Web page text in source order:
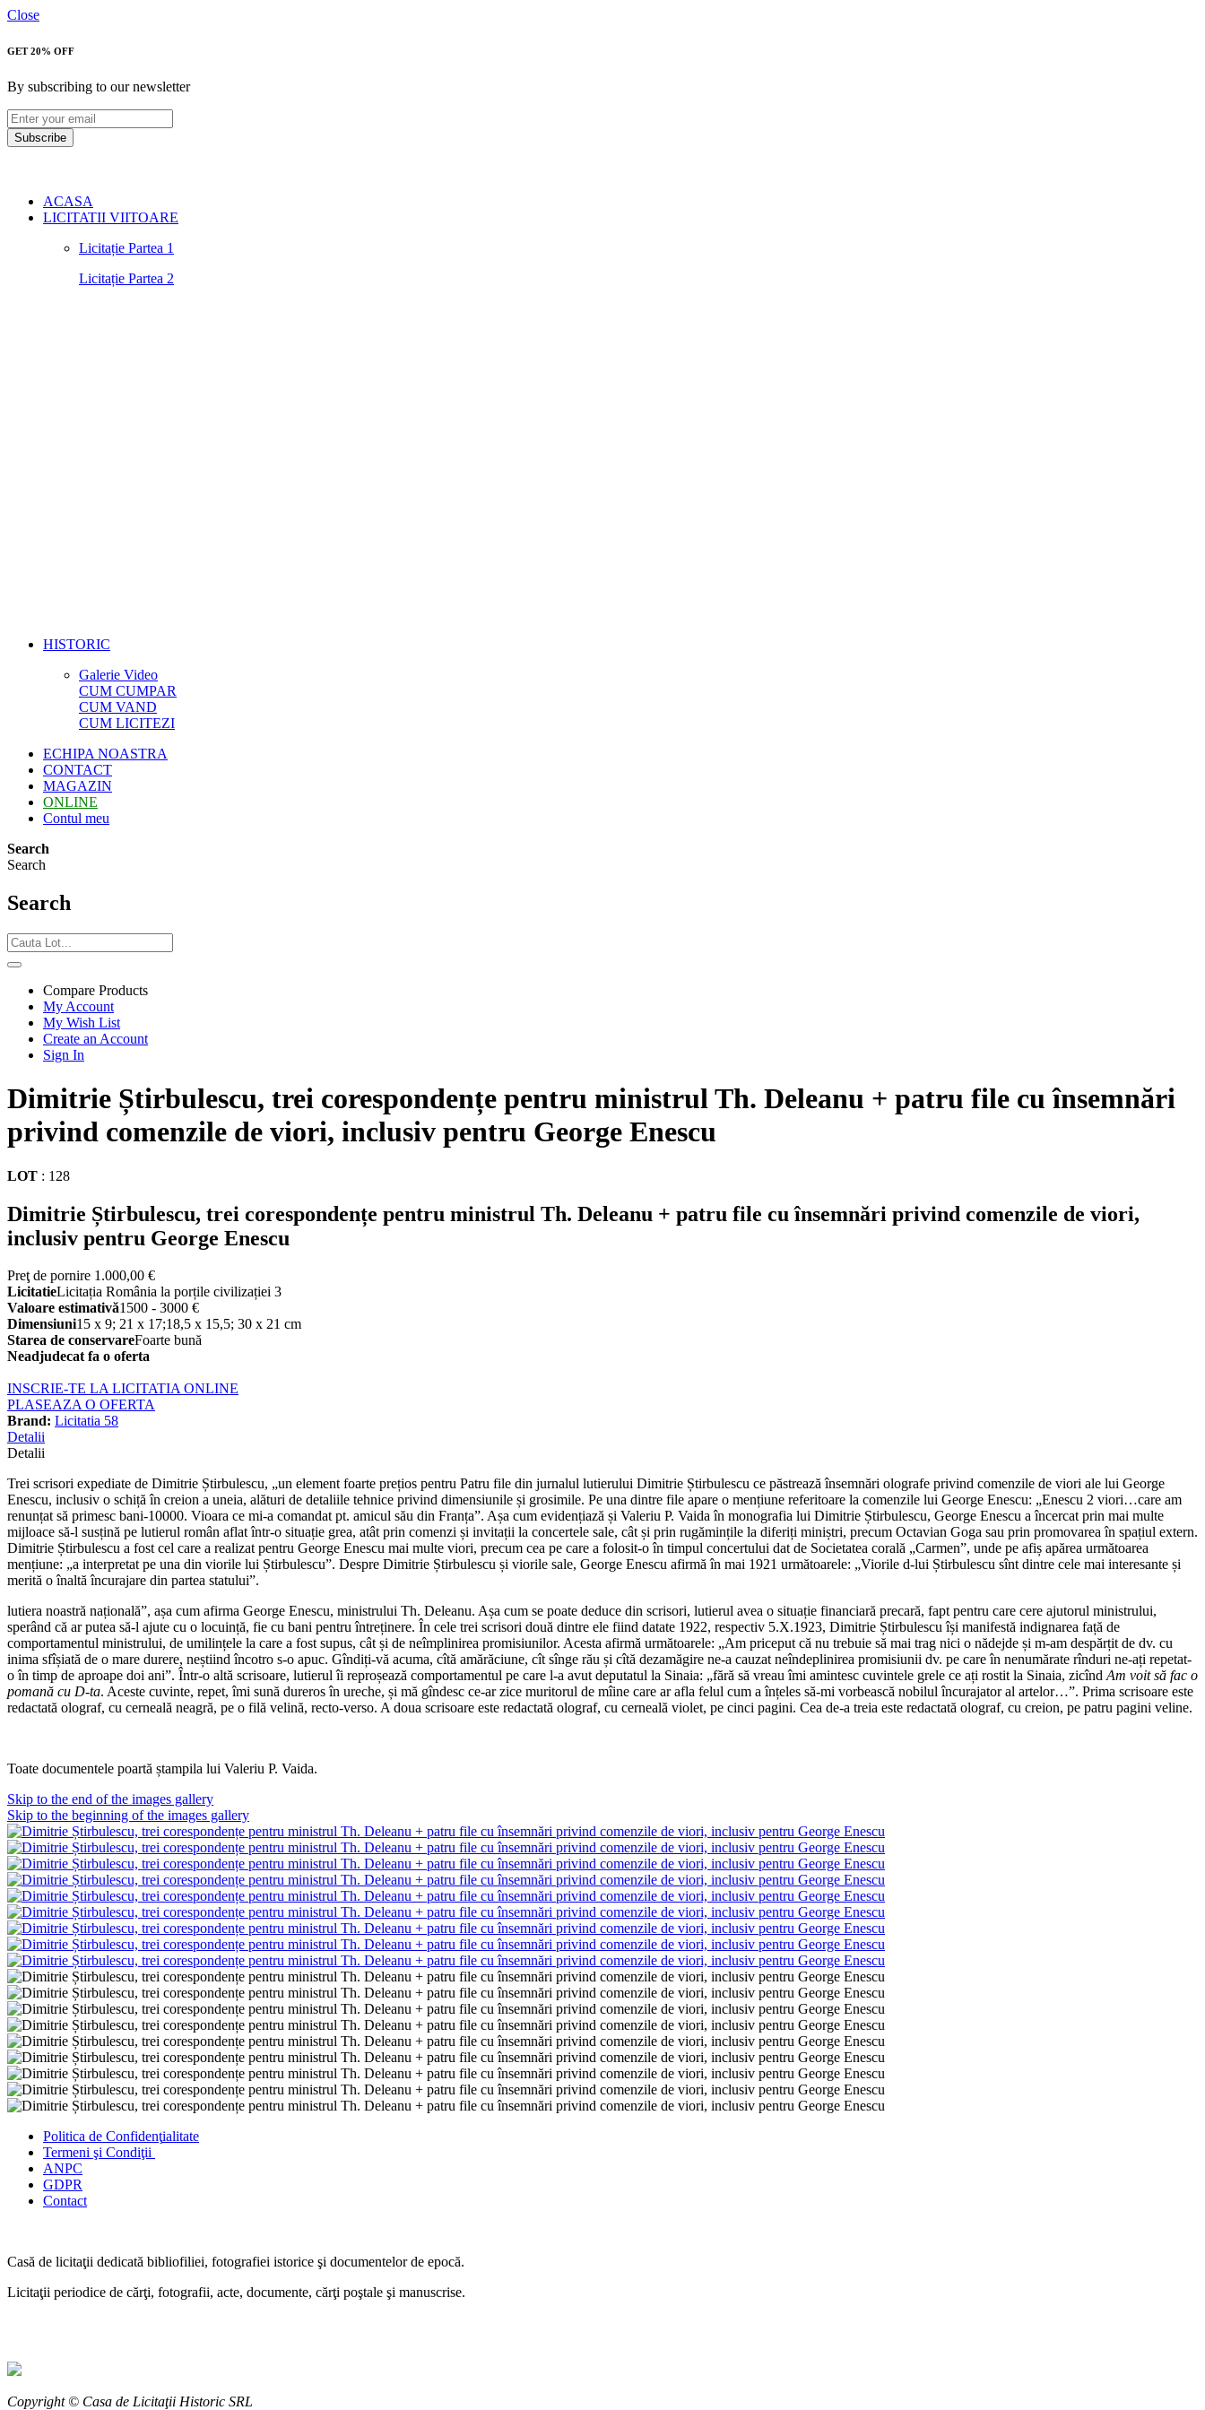
Close
GET 20% OFF
By subscribing to our newsletter
Subscribe
ACASA
LICITATII VIITOARE
Licitație Partea 1
Licitație Partea 2
HISTORIC
Galerie Video
CUM CUMPAR
CUM VAND
CUM LICITEZI
ECHIPA NOASTRA
CONTACT
MAGAZIN
ONLINE
Contul meu
Search
Search
Search
Compare Products
My Account
My Wish List
Create an Account
Sign In
Dimitrie Știrbulescu, trei corespondențe pentru ministrul Th. Deleanu + patru file cu însemnări
privind comenzile de viori, inclusiv pentru George Enescu
LOT : 128
Dimitrie Știrbulescu, trei corespondențe pentru ministrul Th. Deleanu + patru file cu însemnări privind comenzile de viori,
inclusiv pentru George Enescu
Preţ de pornire 1.000,00 €
LicitatieLicitația România la porțile civilizației 3
Valoare estimativă1500 - 3000 €
Dimensiuni15 x 9; 21 x 17;18,5 x 15,5; 30 x 21 cm
Starea de conservareFoarte bună
Neadjudecat fa o oferta
INSCRIE-TE LA LICITATIA ONLINE
PLASEAZA O OFERTA
Brand: Licitatia 58
Detalii
Detalii
Trei scrisori expediate de Dimitrie Știrbulescu, „un element foarte prețios pentru Patru file din jurnalul lutierului Dimitrie Știrbulescu ce păstrează însemnări olografe privind comenzile de viori ale lui George
Enescu, inclusiv o schiță în creion a uneia, alături de detaliile tehnice privind dimensiunile și grosimile. Pe una dintre file apare o mențiune referitoare la comenzile lui George Enescu: „Enescu 2 viori…care am
renunțat să primesc bani-10000. Vioara ce mi-a comandat pt. amicul său din Franța”. Așa cum evidențiază și Valeriu P. Vaida în monografia lui Dimitrie Știrbulescu, George Enescu a încercat prin mai multe
mijloace să-l susțină pe lutierul român aflat într-o situație grea, atât prin comenzi și invitații la concertele sale, cât și prin rugămințile la diferiți miniștri, precum Octavian Goga sau prin promovarea în spațiul extern.
Dimitrie Știrbulescu a fost cel care a realizat pentru George Enescu mai multe viori, precum cea pe care a folosit-o în timpul concertului dat de Societatea corală „Carmen”, unde pe afiș apărea următoarea
mențiune: „a interpretat pe una din viorile lui Știrbulescu”. Despre Dimitrie Știrbulescu și viorile sale, George Enescu afirmă în mai 1921 următoarele: „Viorile d-lui Știrbulescu sînt dintre cele mai interesante și
merită o înaltă încurajare din partea statului”.
lutiera noastră națională”, așa cum afirma George Enescu, ministrului Th. Deleanu. Așa cum se poate deduce din scrisori, lutierul avea o situație financiară precară, fapt pentru care cere ajutorul ministrului,
sperând că ar putea să-l ajute cu o locuință, fie cu bani pentru întreținere. În cele trei scrisori două dintre ele fiind datate 1922, respectiv 5.X.1923, Dimitrie Știrbulescu își manifestă indignarea față de
comportamentul ministrului, de umilințele la care a fost supus, cât și de neîmplinirea promisiunilor. Acesta afirmă următoarele: „Am priceput că nu trebuie să mai trag nici o nădejde și m-am despărțit de dv. cu
inima sfîșiată de o mare durere, neștiind încotro s-o apuc. Gîndiți-vă acuma, cîtă amărăciune, cît sînge rău și cîtă dezamăgire ne-a cauzat neîndeplinirea promisiunii dv. pe care în nenumărate rînduri ne-ați repetat-
o în timp de aproape doi ani”. Într-o altă scrisoare, lutierul îi reproșează comportamentul pe care l-a avut deputatul la Sinaia: „fără să vreau îmi amintesc cuvintele grele ce ați rostit la Sinaia, zicîndAm voit să fac o
pomană cu D-ta. Aceste cuvinte, repet, îmi sună dureros în ureche, și mă gîndesc ce-ar zice muritorul de mîine care ar afla felul cum a înțeles să-mi vorbească nobilul încurajator al artelor…”. Prima scrisoare este
redactată olograf, cu cerneală neagră, pe o filă velină, recto-verso. A doua scrisoare este redactată olograf, cu cerneală violet, pe cinci pagini. Cea de-a treia este redactată olograf, cu creion, pe patru pagini veline.
Toate documentele poartă ștampila lui Valeriu P. Vaida.
Skip to the end of the images gallery
Skip to the beginning of the images gallery
Politica de Confidenţialitate
Termeni şi Condiţii
ANPC
GDPR
Contact
Casă de licitaţii dedicată bibliofiliei, fotografiei istorice şi documentelor de epocă.
Licitaţii periodice de cărţi, fotografii, acte, documente, cărţi poştale şi manuscrise.
Copyright © Casa de Licitaţii Historic SRL